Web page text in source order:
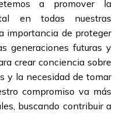
a promover la
en todas nuestras
importancia de proteger
generaciones futuras y
crear conciencia sobre
y la necesidad de tomar
compromiso va más
buscando contribuir a